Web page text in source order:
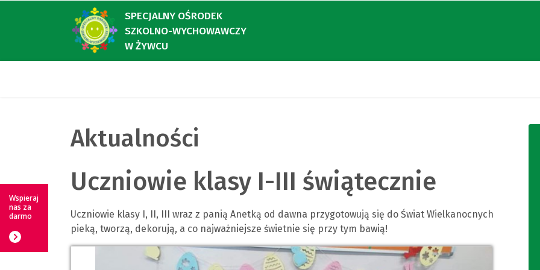
SPECJALNY OŚRODEK
SZKOLNO-WYCHOWAWCZY
W ŻYWCU
Aktualności
Uczniowie klasy I-III świątecznie
Uczniowie klasy I, II, III wraz z panią Anetką od dawna przygotowują się do Świat Wielkanocnych
pieką, tworzą, dekorują, a co najważniejsze świetnie się przy tym bawią!
Wspieraj
nas za
darmo